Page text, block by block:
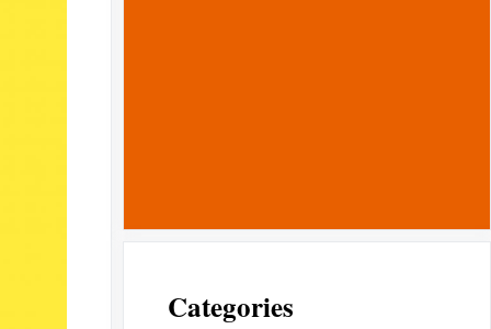
Categories